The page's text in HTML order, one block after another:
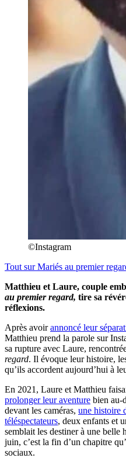
©Instagram
Tout surMariés au premier
Matthieu et Laure, couple
au premier regard, tire sa
réflexions.
Après avoirannoncé leur
Matthieu prend la parole sur
sa rupture avec Laure,
regard. Il évoque leur histoire,
qu’ils accordent aujourd’hui à
En 2021, Laure et Matthieu
prolonger leur aventure bien au-
devant les caméras, une histoire
téléspectateurs, deux enfants et
semblait les destiner à une belle
juin, c’est la fin d’un chapitre
sociaux.